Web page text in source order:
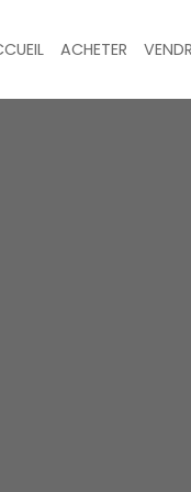
ACHETER